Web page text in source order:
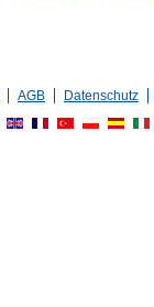
AGB Datenschutz